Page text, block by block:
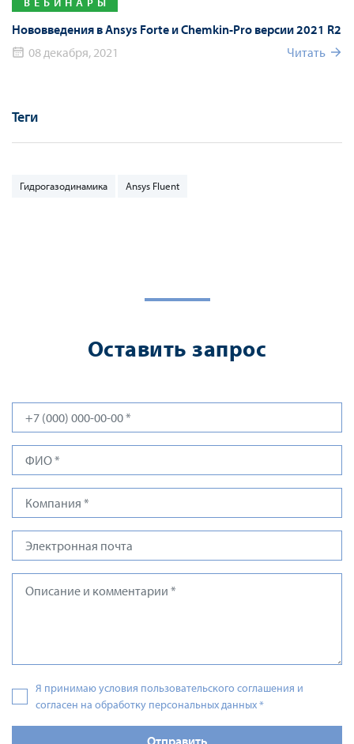
Нововведения в Ansys Forte и Chemkin-Pro версии 2021 R2
08 декабря, 2021
Читать
Теги
Гидрогазодинамика Ansys Fluent
Оставить запрос
Я принимаю условия пользовательского соглашения и
согласен на обработку персональных данных*
Отправить